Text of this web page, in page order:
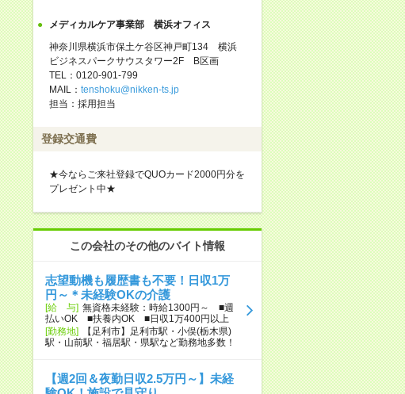
メディカルケア事業部 横浜オフィス
神奈川県横浜市保土ケ谷区神戸町134 横浜
ビジネスパークサウスタワー2F B区画
TEL：0120-901-799
MAIL： tenshoku@nikken-ts.jp
担当：採用担当
登録交通費
★今ならご来社登録でQUOカード2000円分を
プレゼント中★
この会社のその他のバイト情報
志望動機も履歴書も不要！日収1万
円～＊未経験OKの介護
[給 与] 無資格未経験：時給1300円～ ■週
払いOK ■扶養内OK ■日収1万400円以上
[勤務地]
【足利市】足利市駅・小俣(栃木県)
駅・山前駅・福居駅・県駅など勤務地多数！
【週2回＆夜勤日収2.5万円～】未経